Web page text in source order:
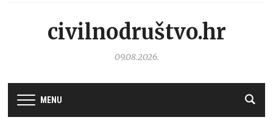
civilnodruštvo.hr
09.08.2026.
MENU